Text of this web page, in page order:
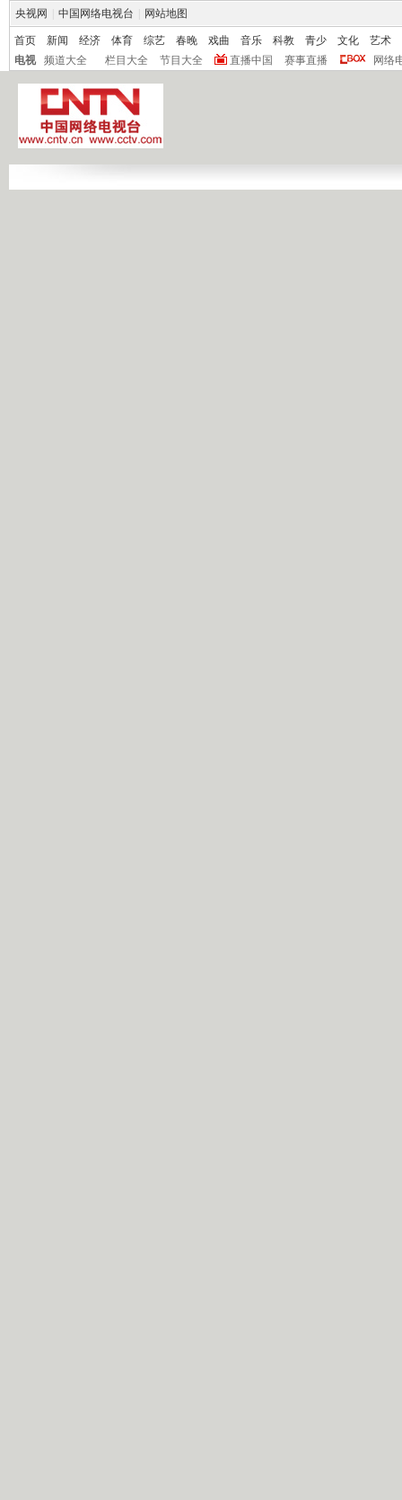
央视网 中国网络电视台 网站地图
首页 新闻 经济 体育 综艺 春晚 戏曲 音乐 科教 青少 文化
艺术
电视
频道大全 栏目大全 节目大全 直播中国 赛事直播 网络